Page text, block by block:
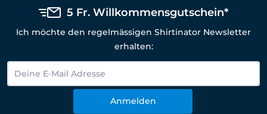
5 Fr. Willkommensgutschein*
Ich möchte den regelmässigen Shirtinator Newsletter
erhalten:
Anmelden